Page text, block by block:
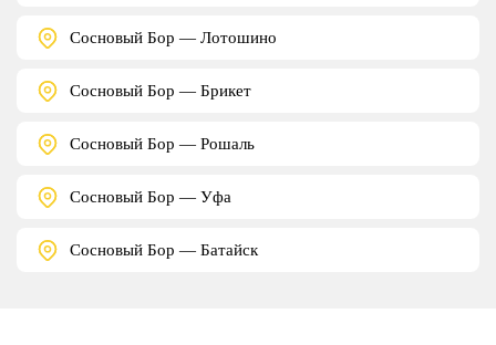
Сосновый Бор — Лотошино
Сосновый Бор — Брикет
Сосновый Бор — Рошаль
Сосновый Бор — Уфа
Сосновый Бор — Батайск